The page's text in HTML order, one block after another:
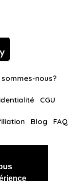
sommes-nous?
CGU
Blog FAQ